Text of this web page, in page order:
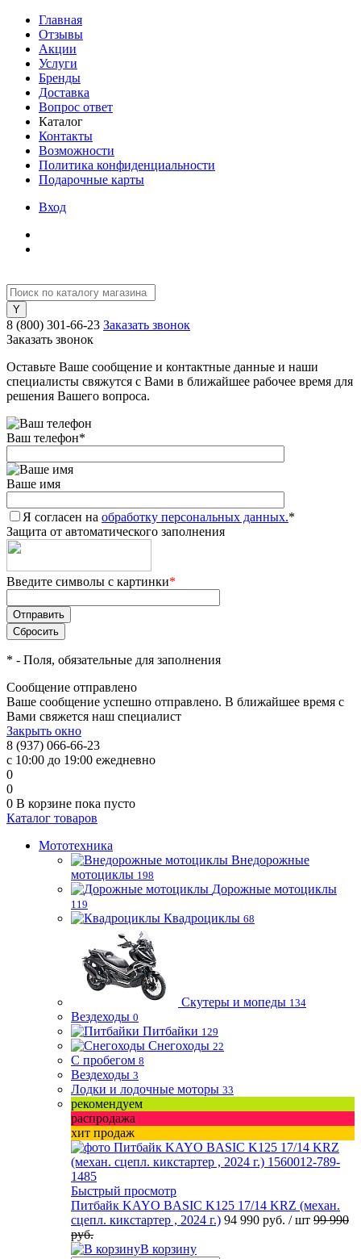
Главная
Отзывы
Акции
Услуги
Бренды
Доставка
Вопрос ответ
Каталог
Контакты
Возможности
Политика конфиденциальности
Подарочные карты
Вход
8 (800) 301-66-23 Заказать звонок
Заказать звонок
Оставьте Ваше сообщение и контактные данные и наши
специалисты свяжутся с Вами в ближайшее рабочее время для
решения Вашего вопроса.
Ваш телефон*
Ваше имя
Я согласен на обработку персональных данных.*
Защита от автоматического заполнения
Введите символы с картинки*
* - Поля, обязательные для заполнения
Сообщение отправлено
Ваше сообщение успешно отправлено. В ближайшее время с
Вами свяжется наш специалист
Закрыть окно
8 (937) 066-66-23
с 10:00 до 19:00 ежедневно
0
0
0 В корзине пока пусто
Каталог товаров
Мототехника
Внедорожные
мотоциклы 198
Дорожные мотоциклы
119
Квадроциклы 68
Скутеры и мопеды 134
Вездеходы 0
Питбайки 129
Снегоходы 22
С пробегом 8
Вездеходы 3
Лодки и лодочные моторы 33
рекомендуем
распродажа
хит продаж
Быстрый просмотр
Питбайк KAYO BASIC K125 17/14 KRZ (механ.
сцепл. кикстартер , 2024 г.) 94 990 руб. / шт 99 990
руб.
В корзину